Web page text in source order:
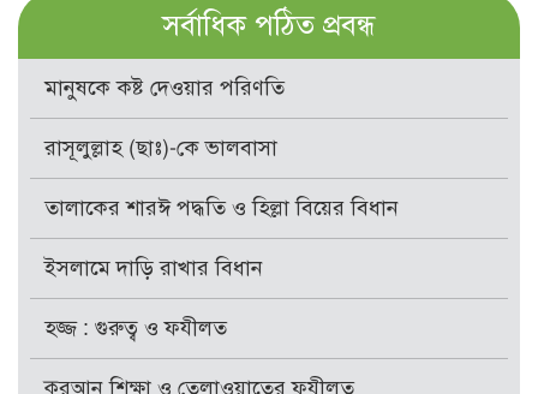
সর্বাধিক পঠিত প্রবন্ধ
মানুষকে কষ্ট দেওয়ার পরিণতি
রাসূলুল্লাহ (ছাঃ)-কে ভালবাসা
তালাকের শারঈ পদ্ধতি ও হিল্লা বিয়ের বিধান
ইসলামে দাড়ি রাখার বিধান
হজ্জ : গুরুত্ব ও ফযীলত
কুরআন শিক্ষা ও তেলাওয়াতের ফযীলত